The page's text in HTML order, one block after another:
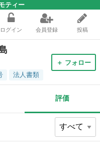
ティー
ログイン 会員登録 投稿
法人書類
＋ フォロー
評価